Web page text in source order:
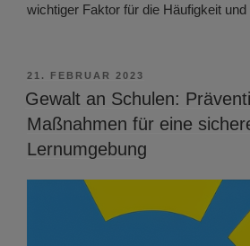
wichtiger Faktor für die Häufigkeit
VERÖFFENTLICHT
AM
21. FEBRUAR 2023
Gewalt an Schulen:
Maßnahmen für eine
Lernumgebung